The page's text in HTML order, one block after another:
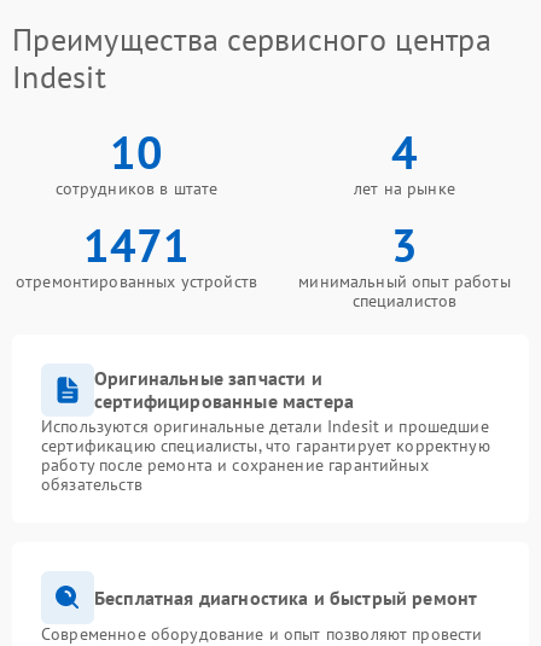
Преимущества сервисного центра
Indesit
10
сотрудников в штате
4
лет на рынке
1471
отремонтированных устройств
3
минимальный опыт работы
специалистов
Оригинальные запчасти и
сертифицированные мастера
Используются оригинальные детали Indesit и прошедшие
сертификацию специалисты, что гарантирует корректную
работу после ремонта и сохранение гарантийных
обязательств
Бесплатная диагностика и быстрый ремонт
Современное оборудование и опыт позволяют провести